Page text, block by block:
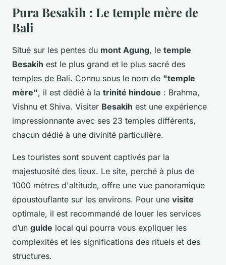
Pura Besakih : Le temple mère de
Bali
Situé sur les pentes du mont Agung, le temple
Besakih est le plus grand et le plus sacré des
temples de Bali. Connu sous le nom de "temple
mère", il est dédié à la trinité hindoue : Brahma,
Vishnu et Shiva. Visiter Besakih est une expérience
impressionnante avec ses 23 temples différents,
chacun dédié à une divinité particulière.
Les touristes sont souvent captivés par la
majestuosité des lieux. Le site, perché à plus de
1000 mètres d'altitude, offre une vue panoramique
époustouflante sur les environs. Pour une visite
optimale, il est recommandé de louer les services
d’un guide local qui pourra vous expliquer les
complexités et les significations des rituels et des
structures.